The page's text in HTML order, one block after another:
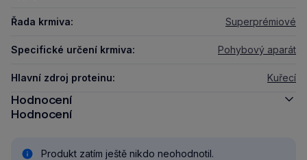
Řada krmiva: Superprémiové
Specifické určení krmiva: Pohybový aparát
Hlavní zdroj proteinu: Kuřecí
Hodnocení
Hodnocení
Produkt zatím ještě nikdo neohodnotil.